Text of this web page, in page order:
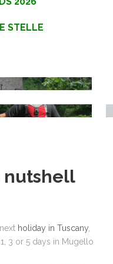
STELLE
nutshell
holiday in Tuscany
3 or 5 days in Mugello